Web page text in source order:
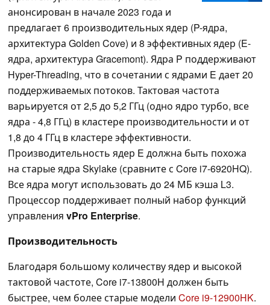
анонсирован в начале 2023 года и
предлагает 6 производительных ядер (P-ядра,
архитектура Golden Cove) и 8 эффективных ядер (E-
ядра, архитектура Gracemont). Ядра P поддерживают
Hyper-Threading, что в сочетании с ядрами E дает 20
поддерживаемых потоков. Тактовая частота
варьируется от 2,5 до 5,2 ГГц (одно ядро турбо, все
ядра - 4,8 ГГц) в кластере производительности и от
1,8 до 4 ГГц в кластере эффективности.
Производительность ядер E должна быть похожа
на старые ядра Skylake (сравните с Core i7-6920HQ).
Все ядра могут использовать до 24 МБ кэша L3.
Процессор поддерживает полный набор функций
управления vPro Enterprise.
Производительность
Благодаря большому количеству ядер и высокой
тактовой частоте, Core i7-13800H должен быть
быстрее, чем более старые модели Core i9-12900HK.